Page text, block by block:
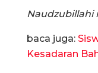
Naudzubillahi
baca juga:
Kesadaran